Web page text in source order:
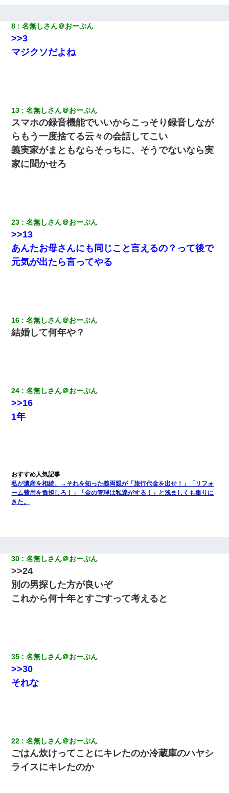
8 名無しさん＠おーぷん
>>3
マジクソだよね
13 名無しさん＠おーぷん
スマホの録音機能でいいからこっそり録音しなが
らもう一度捨てる云々の会話してこい
義実家がまともならそっちに、そうでないなら実
家に聞かせろ
23 名無しさん＠おーぷん
>>13
あんたお母さんにも同じこと言えるの？って後で
元気が出たら言ってやる
16 名無しさん＠おーぷん
結婚して何年や？
24 名無しさん＠おーぷん
>>16
1年
私が遺産を相続。→それを知った義両親が「旅行代金を出せ！」「リフォ
ーム費用を負担しろ！」「金の管理は私達がする！」と浅ましくも集りに
きた。
30 名無しさん＠おーぷん
>>24
別の男探した方が良いぞ
これから何十年とすごすって考えると
35 名無しさん＠おーぷん
>>30
それな
22 名無しさん＠おーぷん
ごはん炊けってことにキレたのか冷蔵庫のハヤシ
ライスにキレたのか